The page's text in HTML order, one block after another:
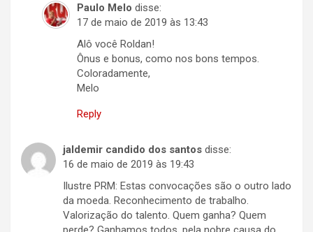
Paulo Melo disse:
17 de maio de 2019 às 13:43
Alô você Roldan!
Ônus e bonus, como nos bons tempos.
Coloradamente,
Melo
Reply
jaldemir candido dos santos disse:
16 de maio de 2019 às 19:43
Ilustre PRM: Estas convocações são o outro lado
da moeda. Reconhecimento de trabalho.
Valorização do talento. Quem ganha? Quem